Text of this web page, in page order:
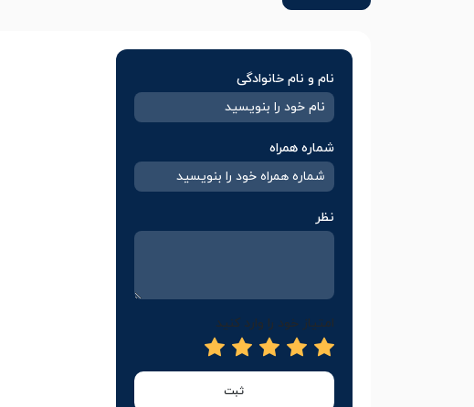
نام و نام خانوادگی
شماره همراه
نظر
امتیاز خود را وارد کنید
ثبت